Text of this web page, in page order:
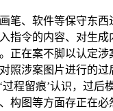
、软件等保守东西
指令的内容、对生成
正在案不脚以认定涉
照涉案图片进行的过
程留痕’认识，过后
构图等方面存正在必